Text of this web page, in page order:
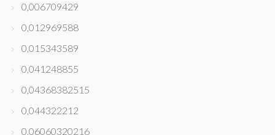
0,006709429
0,012969588
0,015343589
0,041248855
0,04368382515
0,044322212
0,06060320216